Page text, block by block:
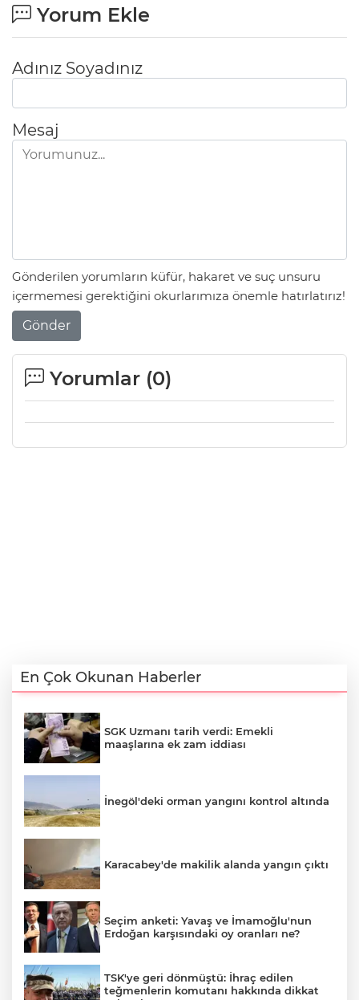
Yorum Ekle
Adınız Soyadınız
Mesaj
Gönderilen yorumların küfür, hakaret ve suç unsuru
içermemesi gerektiğini okurlarımıza önemle hatırlatırız!
Gönder
Yorumlar (0)
En Çok Okunan Haberler
SGK Uzmanı tarih verdi: Emekli
maaşlarına ek zam iddiası
İnegöl'deki orman yangını kontrol altında
Karacabey'de makilik alanda yangın çıktı
Seçim anketi: Yavaş ve İmamoğlu'nun
Erdoğan karşısındaki oy oranları ne?
TSK'ye geri dönmüştü: İhraç edilen
teğmenlerin komutanı hakkında dikkat